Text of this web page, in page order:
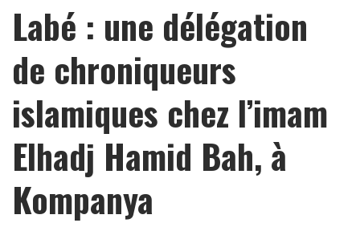
Labé : une délégation
de chroniqueurs
islamiques chez l’imam
Elhadj Hamid Bah, à
Kompanya